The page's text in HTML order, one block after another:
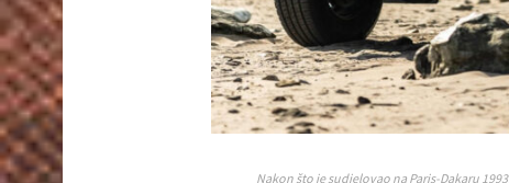
Nakon što je sudjelovao na Paris-Dakaru